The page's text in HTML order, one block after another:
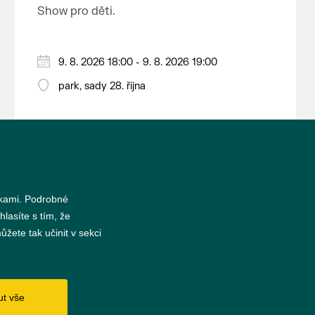
nejrozsáhlejší parkově upravená
kulturního dědictví UNESCO.
Show pro děti.
9. 8. 2026 18:00 - 9. 8. 2026 19:00
park, sady 28. října
Podrobné
s tím, že
tak učinit v sekci
vše